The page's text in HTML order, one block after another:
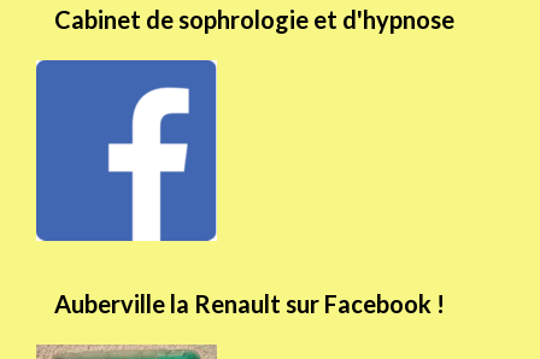
Cabinet de sophrologie et d'hypnose
Auberville la Renault sur Facebook !